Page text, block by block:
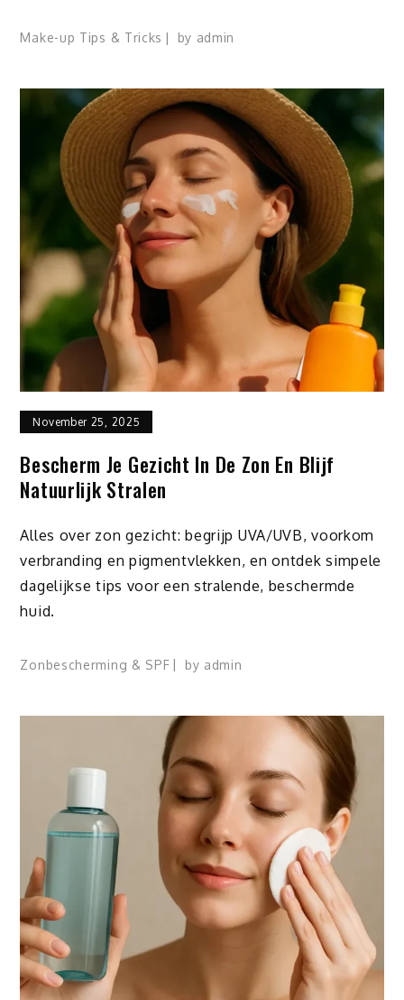
Make-up Tips & Tricks by admin
November 25, 2025
Bescherm Je Gezicht In De Zon En Blijf
Natuurlijk Stralen
Alles over zon gezicht: begrijp UVA/UVB, voorkom
verbranding en pigmentvlekken, en ontdek simpele
dagelijkse tips voor een stralende, beschermde
huid.
Zonbescherming & SPF by admin